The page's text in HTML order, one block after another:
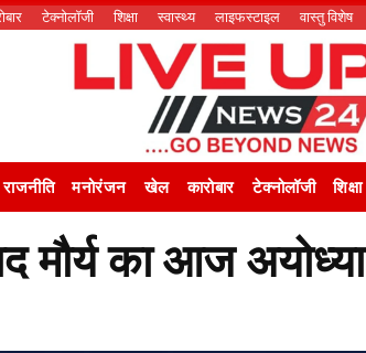
टेक्नोलॉजी शिक्षा स्वास्थ्य लाइफस्टाइल वास्तु विशेष
राजनीति मनोरंजन खेल कारोबार टेक्नोलॉजी शिक्षा
मौर्य का आज अयोध्या